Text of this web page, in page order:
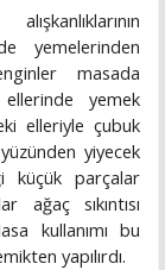
yemelerinden
masada
yemek
elleriyle çubuk
yiyecek
küçük parçalar
ağaç sıkıntısı
kullanımı bu
yapılırdı.